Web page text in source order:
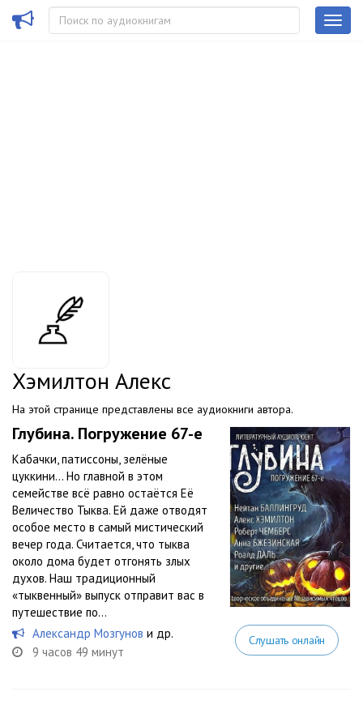
Хэмилтон Алекс
На этой странице представлены все аудиокниги автора.
Глубина. Погружение 67-е
Кабачки, патиссоны, зелёные
цуккини… Но главной в этом
семействе всё равно остаётся Её
Величество Тыква. Ей даже отводят
особое место в самый мистический
вечер года. Считается, что тыква
около дома будет отгонять злых
духов. Наш традиционный
«тыквенный» выпуск отправит вас в
путешествие по...
Александр Мозгунов и др.
9 часов 49 минут
Слушать онлайн